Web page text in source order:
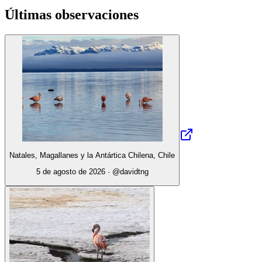
Últimas observaciones
Natales, Magallanes y la Antártica Chilena, Chile
5 de agosto de 2026· @davidtng